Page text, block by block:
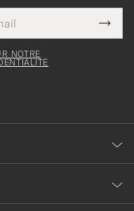
NOTRE